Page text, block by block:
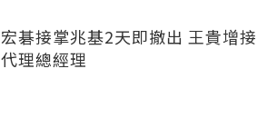
宏碁接掌兆基2天即撤出 王貴增接
代理總經理